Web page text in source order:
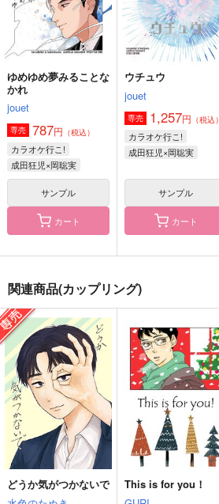
サンプル
作品詳細
サンプル
作品詳細
ZUNCHAKA
787円（税込）
小林慶二×星三津彦
サンプル
作品詳細
K120
590円（税込）
宮城リョータ×三井寿
サンプル
作品詳細
ゆめゆめ夢みることな
かれ
jouet
専売 787円 （税込）
カラオケ行こ!
成田狂児×岡聡実
サンプル
カート
ウチュウ
jouet
専売 1,257円 （税込）
カラオケ行こ!
成田狂児×岡聡実
サンプル
カート
関連商品(カップリング)
どうか気がつかないで
This is for you！